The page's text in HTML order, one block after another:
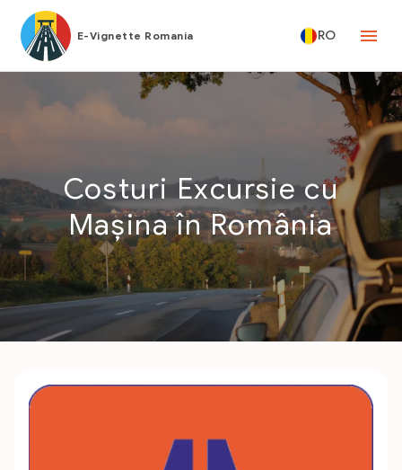
E-Vignette Romania RO
Costuri Excursie cu
Mașina în România